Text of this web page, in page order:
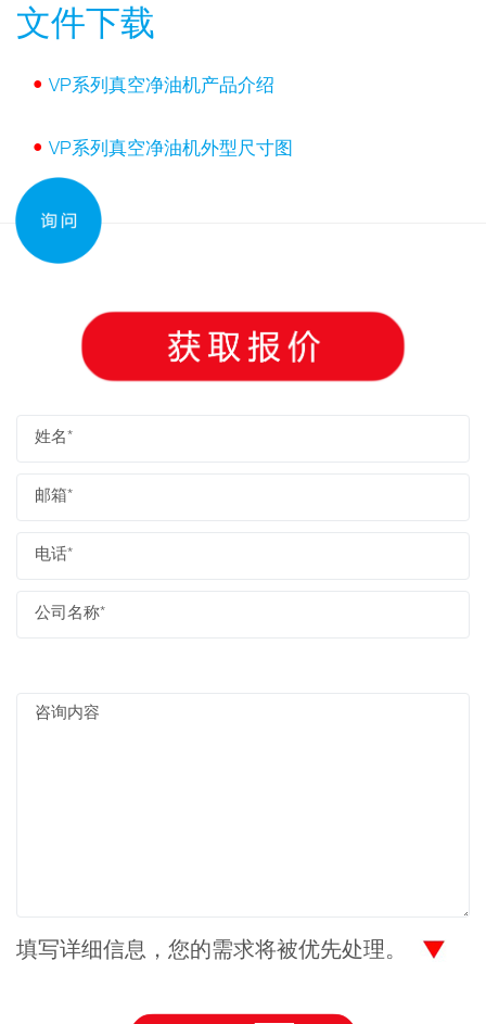
文件下载
• VP系列真空净油机产品介绍
• VP系列真空净油机外型尺寸图
填写详细信息，您的需求将被优先处理。